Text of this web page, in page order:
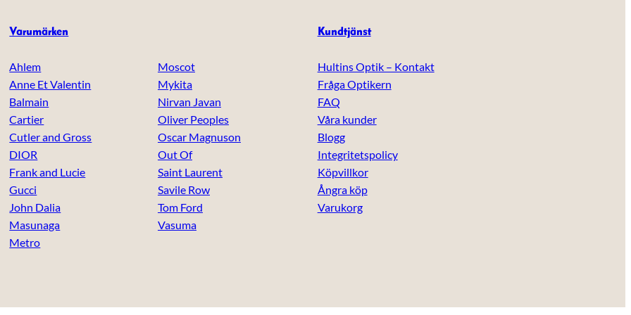
Varumärken
Ahlem
Anne Et Valentin
Balmain
Cartier
Cutler and Gross
DIOR
Frank and Lucie
Gucci
John Dalia
Masunaga
Metro
Moscot
Mykita
Nirvan Javan
Oliver Peoples
Oscar Magnuson
Out Of
Saint Laurent
Savile Row
Tom Ford
Vasuma
Kundtjänst
Hultins Optik – Kontakt
Fråga Optikern
FAQ
Våra kunder
Blogg
Integritetspolicy
Köpvillkor
Ångra köp
Varukorg